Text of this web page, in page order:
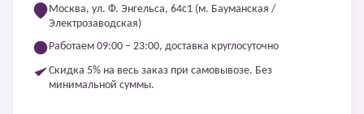
Москва, ул. Ф. Энгельса, 64с1 (м. Бауманская /
Электрозаводская)
Работаем 09:00 – 23:00, доставка круглосуточно
Скидка 5% на весь заказ при самовывозе. Без
минимальной суммы.